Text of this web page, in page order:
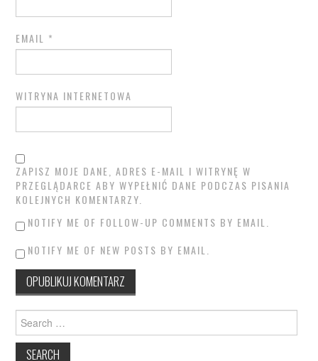
EMAIL *
WITRYNA INTERNETOWA
ZAPISZ MOJE DANE, ADRES E-MAIL I WITRYNĘ W
PRZEGLĄDARCE ABY WYPEŁNIĆ DANE PODCZAS PISANIA
KOLEJNYCH KOMENTARZY.
NOTIFY ME OF FOLLOW-UP COMMENTS BY EMAIL.
NOTIFY ME OF NEW POSTS BY EMAIL.
Search
for: